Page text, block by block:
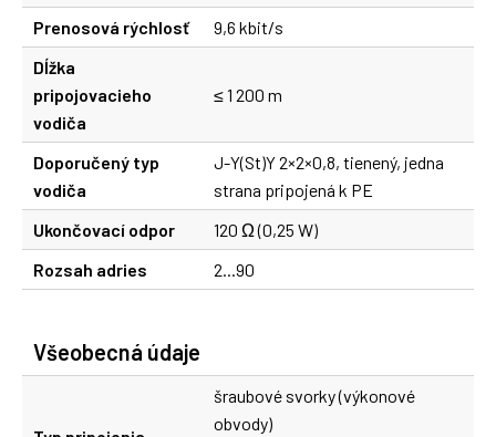
Prenosová rýchlosť
9,6 kbit/s
Dĺžka
pripojovacieho
vodiča
≤ 1 200 m
Doporučený typ
vodiča
J-Y(St)Y 2×2×0,8, tienený, jedna
strana pripojená k PE
Ukončovací odpor
120 Ω (0,25 W)
Rozsah adries
2...90
Všeobecná údaje
šraubové svorky (výkonové
obvody)